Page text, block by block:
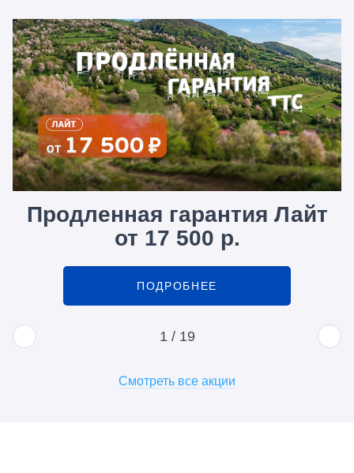
Продленная гарантия Лайт
от 17 500 р.
ПОДРОБНЕЕ
1 / 19
Смотреть все акции